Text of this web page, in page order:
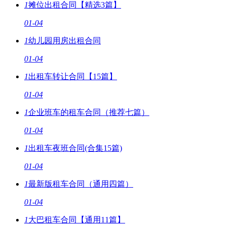
1摊位出租合同【精选3篇】
01-04
1幼儿园用房出租合同
01-04
1出租车转让合同【15篇】
01-04
1企业班车的租车合同（推荐七篇）
01-04
1出租车夜班合同(合集15篇)
01-04
1最新版租车合同（通用四篇）
01-04
1大巴租车合同【通用11篇】